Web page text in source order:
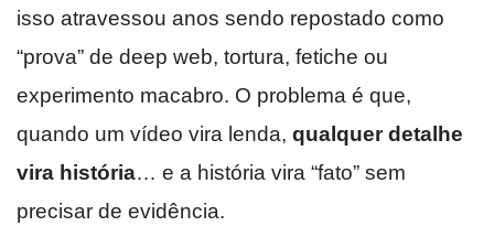
isso atravessou anos sendo repostado como
“prova” de deep web, tortura, fetiche ou
experimento macabro. O problema é que,
quando um vídeo vira lenda, qualquer detalhe
vira história… e a história vira “fato” sem
precisar de evidência.